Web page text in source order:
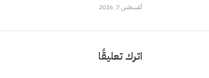
أغسطس 7, 2026
اترك تعليقًا